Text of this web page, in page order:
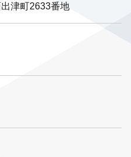
津町2633番地